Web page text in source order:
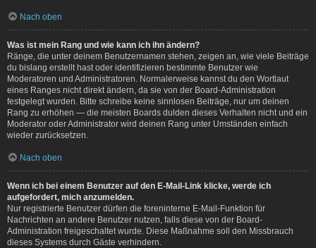
Nach oben
Was ist mein Rang und wie kann ich ihn ändern?
Ränge, die unter deinem Benutzernamen stehen, zeigen an, wie viele Beiträge
du bislang erstellt hast oder identifizieren bestimmte Benutzer wie
Moderatoren und Administratoren. Normalerweise kannst du den Wortlaut
eines Ranges nicht direkt ändern, da sie von der Board-Administration
festgelegt wurden. Bitte schreibe keine sinnlosen Beiträge, nur um deinen
Rang zu erhöhen — die meisten Boards dulden dieses Verhalten nicht und ein
Moderator oder Administrator wird deinen Rang unter Umständen einfach
wieder zurücksetzen.
Nach oben
Wenn ich bei einem Benutzer auf den E-Mail-Link klicke, werde ich
aufgefordert, mich anzumelden.
Nur registrierte Benutzer dürfen die foreninterne E-Mail-Funktion für
Nachrichten an andere Benutzer nutzen, falls diese von der Board-
Administration freigeschaltet wurde. Diese Maßnahme soll den Missbrauch
dieses Systems durch Gäste verhindern.